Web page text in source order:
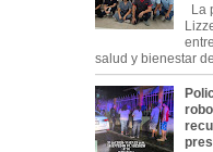
La
salud y bienestar